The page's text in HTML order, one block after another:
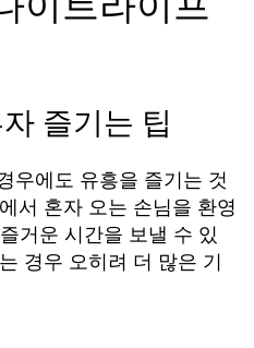
즐기는 팁
우에도 유흥을 즐기는 것
서 혼자 오는 손님을 환영
거운 시간을 보낼 수 있
경우 오히려 더 많은 기